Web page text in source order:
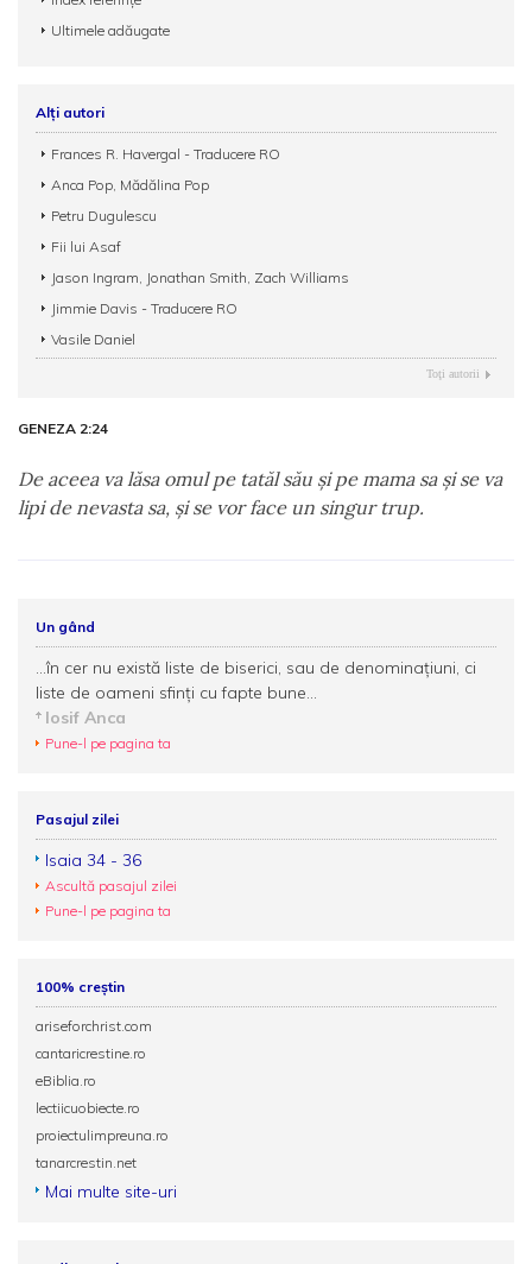
Ultimele adăugate
Alți autori
Frances R. Havergal - Traducere RO
Anca Pop, Mădălina Pop
Petru Dugulescu
Fii lui Asaf
Jason Ingram, Jonathan Smith, Zach Williams
Jimmie Davis - Traducere RO
Vasile Daniel
Toţi autorii
GENEZA 2:24
De aceea va lăsa omul pe tatăl său şi pe mama sa şi se va
lipi de nevasta sa, şi se vor face un singur trup.
Un gând
...în cer nu există liste de biserici, sau de denominaţiuni, ci
liste de oameni sfinţi cu fapte bune...
Iosif Anca
Pune-l pe pagina ta
Pasajul zilei
Isaia 34 - 36
Ascultă pasajul zilei
Pune-l pe pagina ta
100% creștin
ariseforchrist.com
cantaricrestine.ro
eBiblia.ro
lectiicuobiecte.ro
proiectulimpreuna.ro
tanarcrestin.net
Mai multe site-uri